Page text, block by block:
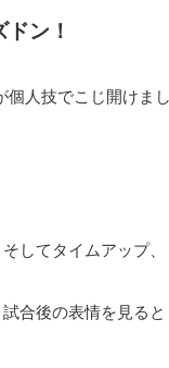
ドン！
人技でこじ開けま
してタイムアップ、
合後の表情を見る